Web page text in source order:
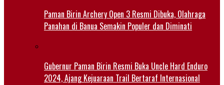
Paman Birin Archery Open 3 Resmi Dibuka, Olahraga
Panahan di Banua Semakin Populer dan Diminati
Gubernur Paman Birin Resmi Buka Uncle Hard Enduro
2024, Ajang Kejuaraan Trail Bertaraf Internasional